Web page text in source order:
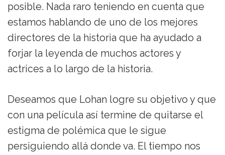
posible. Nada raro teniendo en cuenta que
estamos hablando de uno de los mejores
directores de la historia que ha ayudado a
forjar la leyenda de muchos actores y
actrices a lo largo de la historia.
Deseamos que Lohan logre su objetivo y que
con una película así termine de quitarse el
estigma de polémica que le sigue
persiguiendo allá donde va. El tiempo nos